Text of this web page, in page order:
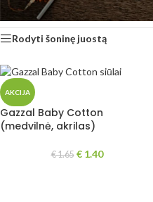
Rezultatų: 1
Rodyti šoninę juostą
AKCIJA
Gazzal Baby Cotton
(medvilnė, akrilas)
€1.65 €1.40